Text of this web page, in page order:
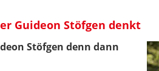
Guideon Stöfgen denkt
Stöfgen denn dann